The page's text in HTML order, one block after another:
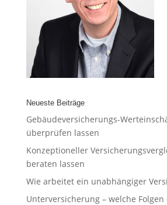
Neueste Beiträge
Gebäudeversicherungs-
überprüfen lassen
Konzeptioneller
beraten lassen
Wie arbeitet ein unabhängiger
Unterversicherung – welche